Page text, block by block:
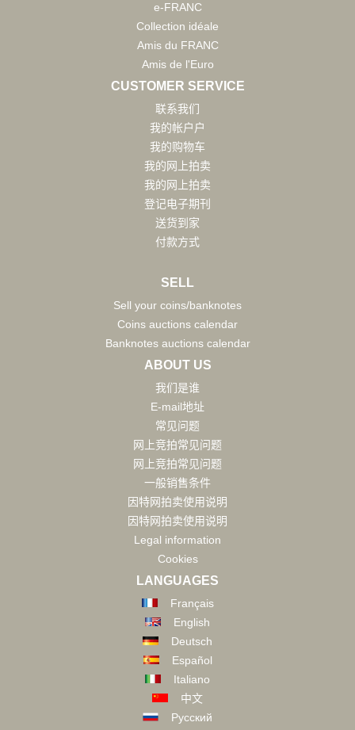
e-FRANC
Collection idéale
Amis du FRANC
Amis de l'Euro
CUSTOMER SERVICE
联系我们
我的帐户户
我的购物车
我的网上拍卖
我的网上拍卖
登记电子期刊
送货到家
付款方式
SELL
Sell your coins/banknotes
Coins auctions calendar
Banknotes auctions calendar
ABOUT US
我们是谁
E-mail地址
常见问题
网上竞拍常见问题
网上竞拍常见问题
一般销售条件
因特网拍卖使用说明
因特网拍卖使用说明
Legal information
Cookies
LANGUAGES
Français
English
Deutsch
Español
Italiano
中文
Русский